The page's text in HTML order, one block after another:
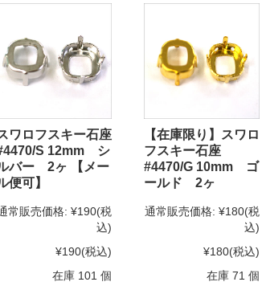
ワロフスキー石座
S 12mm シ
バー 2ヶ 【メー
便可】
常販売価格: ¥190(税
込)
¥190(税込)
在庫 101 個
【在庫限り】スワロ
フスキー石座
#4470/G 10mm ゴ
ールド 2ヶ
通常販売価格: ¥180(税
込)
¥180(税込)
在庫 71 個